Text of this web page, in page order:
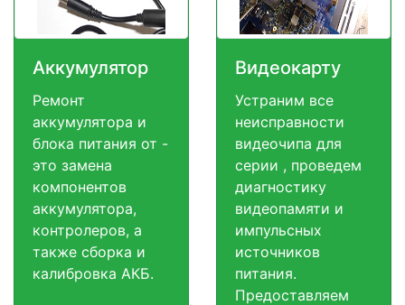
Аккумулятор
Ремонт
аккумулятора и
блока питания от -
это замена
компонентов
аккумулятора,
контролеров, а
также сборка и
калибровка АКБ.
Видеокарту
Устраним все
неисправности
видеочипа для
серии , проведем
диагностику
видеопамяти и
импульсных
источников
питания.
Предоставляем